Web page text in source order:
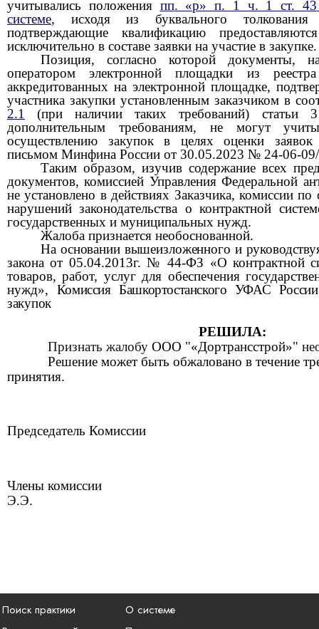
учитывались положения пп. «р» п. 1 ч. 1 ст. 43
системе, исходя из буквального
подтверждающие квалификацию предоставляются
исключительно в составе заявки на участие в закупке.
Позиция, согласно которой документы,
оператором электронной площадки из
аккредитованных на электронной площадке,
участника закупки установленным заказчиком в
2.1
(при наличии таких требований)
дополнительным требованиям, не могут
осуществлению закупок в целях оценки заявок
письмом Минфина России от 30.05.2023 № 24-06-
Таким образом, изучив содержание всех
документов, комиссией Управления Федеральной
не установлено в действиях Заказчика, комиссии
нарушений законодательства о контрактной
государственных и муниципальных нужд.
Жалоба признается необоснованной.
На основании вышеизложенного и
закона от 05.04.2013г. № 44-ФЗ «О контрактной
товаров, работ, услуг для обеспечения
нужд», КомиссияБашкортостанского УФАС
закупок
РЕШИЛА:
Признать жалобу ООО "«Дортрансстрой»"
Решение может быть обжаловано в течение
принятия.
Председатель Комиссии
Члены комиссии
Э.Э.
Поиск практики
О системе